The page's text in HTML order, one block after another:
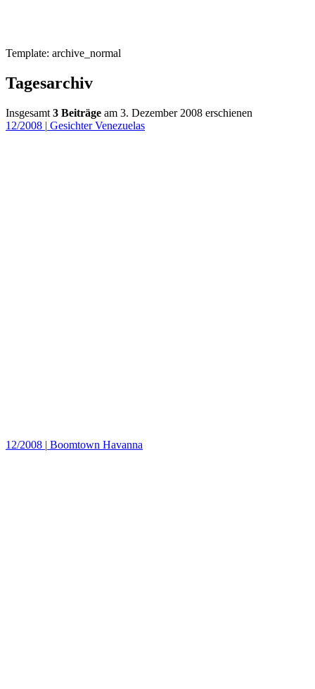
Template: archive_normal
Tagesarchiv
Insgesamt 3 Beiträge am 3. Dezember 2008 erschienen
12/2008 | Gesichter Venezuelas
12/2008 | Boomtown Havanna